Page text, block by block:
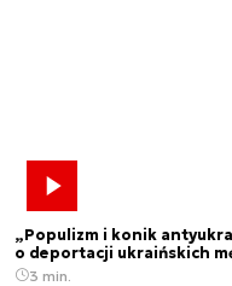
„Populizm i konik
o deportacji ukraińskich
3 min.